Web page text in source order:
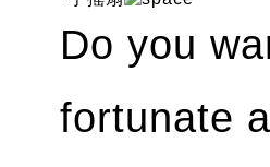
Do you
fortunate